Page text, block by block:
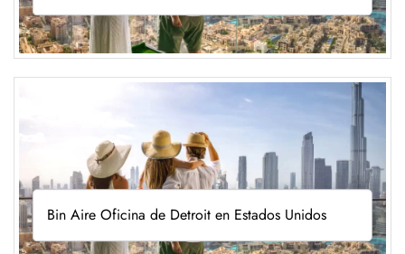
Bin Aire Oficina de Detroit en Estados Unidos